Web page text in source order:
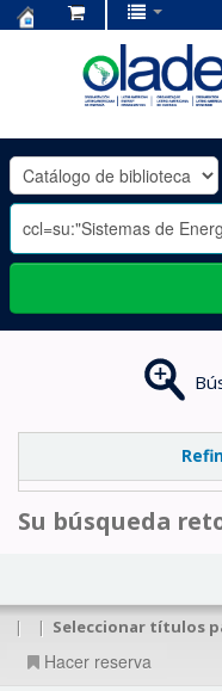
OLADE
-
Su búsqueda
| | Seleccionar títulos
Hacer reserva